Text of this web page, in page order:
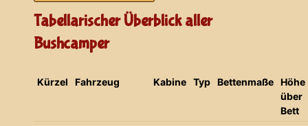
Tabellarischer Überblick aller
Bushcamper
Kürzel Fahrzeug Kabine Typ Bettenmaße Höhe
über
Bett